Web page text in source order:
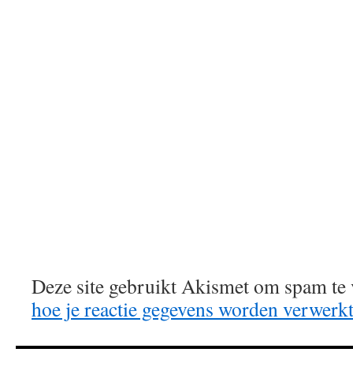
Deze site gebruikt Akismet om spam
hoe je reactie gegevens worden verwerkt